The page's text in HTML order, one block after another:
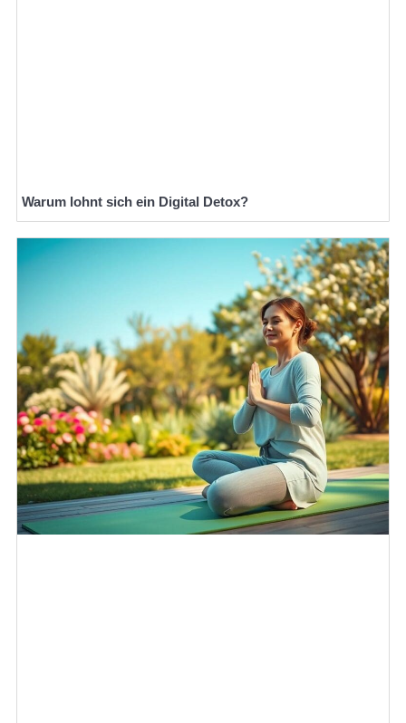
Warum lohnt sich ein Digital Detox?